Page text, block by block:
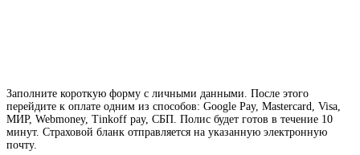
Заполните короткую форму с личными данными. После этого
перейдите к оплате одним из способов: Google Pay, Mastercard, Visa,
МИР, Webmoney, Tinkoff pay, СБП. Полис будет готов в течение 10
минут. Страховой бланк отправляется на указанную электронную
почту.